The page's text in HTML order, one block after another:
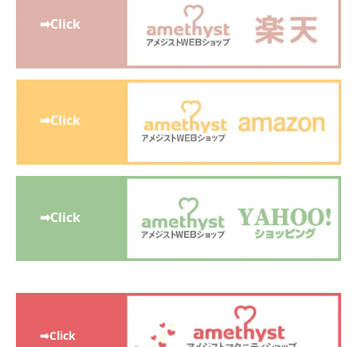
➡Click
➡Click
➡Click
➡Click